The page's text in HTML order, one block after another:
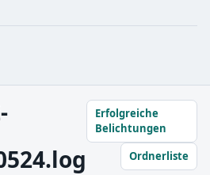
Erfolgreiche
Belichtungen
Ordnerliste